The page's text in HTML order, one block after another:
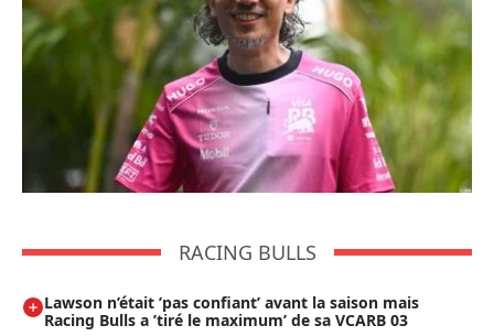
RACING BULLS
Lawson n’était ’pas confiant’ avant la saison mais
Racing Bulls a ’tiré le maximum’ de sa VCARB 03